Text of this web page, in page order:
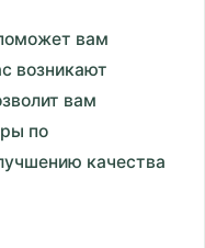
вам
возникают
вам
по
качества